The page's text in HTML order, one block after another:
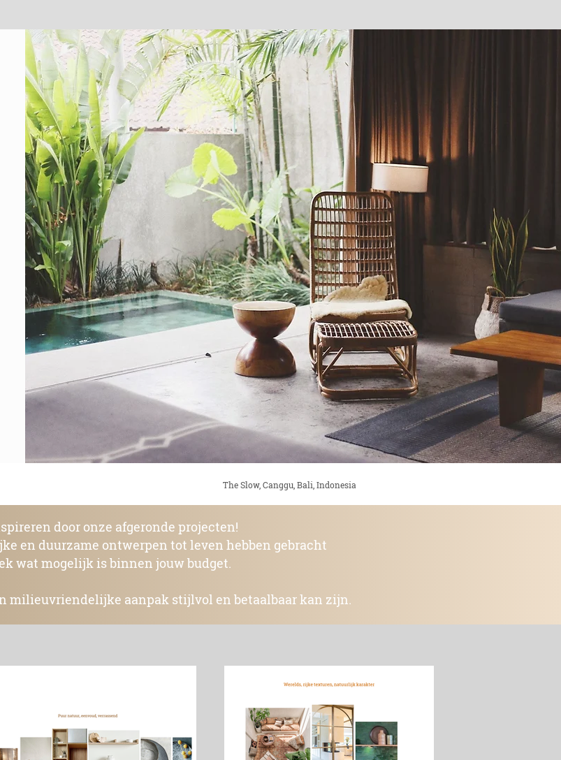
The Slow, Canggu, Bali, Indonesia
door onze afgeronde projecten!
en duurzame ontwerpen tot leven hebben gebracht
wat mogelijk is binnen jouw budget.
milieuvriendelijke aanpak stijlvol en betaalbaar kan zijn.